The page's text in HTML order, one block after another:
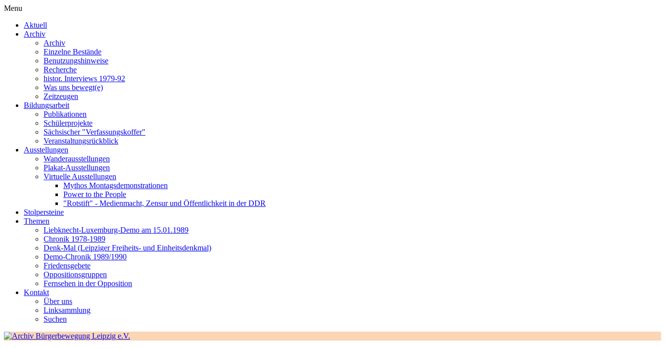
Menu
Aktuell
Archiv
Archiv
Einzelne Bestände
Benutzungshinweise
Recherche
histor. Interviews 1979-92
Was uns bewegt(e)
Zeitzeugen
Bildungsarbeit
Publikationen
Schülerprojekte
Sächsischer "Verfassungskoffer"
Veranstaltungsrückblick
Ausstellungen
Wanderausstellungen
Plakat-Ausstellungen
Virtuelle Ausstellungen
Mythos Montagsdemonstrationen
Power to the People
"Rotstift" - Medienmacht, Zensur und Öffentlichkeit in der DDR
Stolpersteine
Themen
Liebknecht-Luxemburg-Demo am 15.01.1989
Chronik 1978-1989
Denk-Mal (Leipziger Freiheits- und Einheitsdenkmal)
Demo-Chronik 1989/1990
Friedensgebete
Oppositionsgruppen
Fernsehen in der Opposition
Kontakt
Über uns
Linksammlung
Suchen